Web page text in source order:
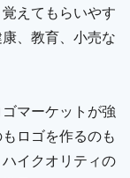
えてもらいやす
、教育、小売な
マーケットが強
ロゴを作るのも
イクオリティの